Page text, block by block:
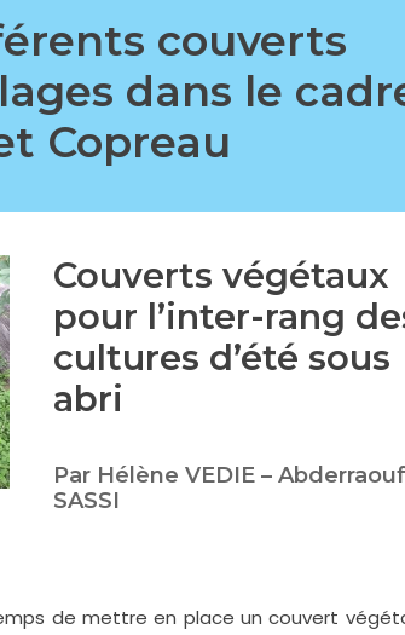
couverts
dans le
Copreau
Couverts végétaux
pour l’inter-rang
cultures d’été sous
abri
Par Hélène VEDIE – Abderraouf
SASSI
de mettre en place un couvert